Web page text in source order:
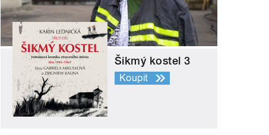
Šikmý kostel 3
Koupit